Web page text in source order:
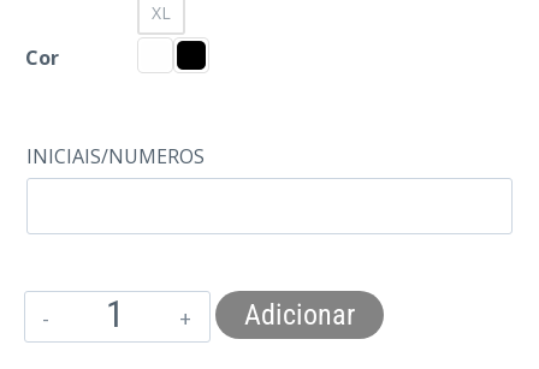
XL
Cor
INICIAIS/NUMEROS
Adicionar